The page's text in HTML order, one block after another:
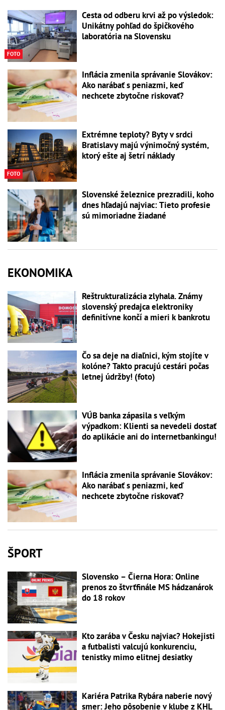
FOTO
Cesta od odberu krvi až po výsledok:
Unikátny pohľad do špičkového
laboratória na Slovensku
Inflácia zmenila správanie Slovákov:
Ako narábať s peniazmi, keď
nechcete zbytočne riskovať?
FOTO
Extrémne teploty? Byty v srdci
Bratislavy majú výnimočný systém,
ktorý ešte aj šetrí náklady
Slovenské železnice prezradili, koho
dnes hľadajú najviac: Tieto profesie
sú mimoriadne žiadané
EKONOMIKA
Reštrukturalizácia zlyhala. Známy
slovenský predajca elektroniky
definitívne končí a mieri k bankrotu
Čo sa deje na diaľnici, kým stojíte v
kolóne? Takto pracujú cestári počas
letnej údržby! (foto)
VÚB banka zápasila s veľkým
výpadkom: Klienti sa nevedeli dostať
do aplikácie ani do internetbankingu!
Inflácia zmenila správanie Slovákov:
Ako narábať s peniazmi, keď
nechcete zbytočne riskovať?
ŠPORT
Slovensko – Čierna Hora: Online
prenos zo štvrťfinále MS hádzanárok
do 18 rokov
Kto zarába v Česku najviac? Hokejisti
a futbalisti valcujú konkurenciu,
tenistky mimo elitnej desiatky
Kariéra Patrika Rybára naberie nový
smer: Jeho pôsobenie v klube z KHL